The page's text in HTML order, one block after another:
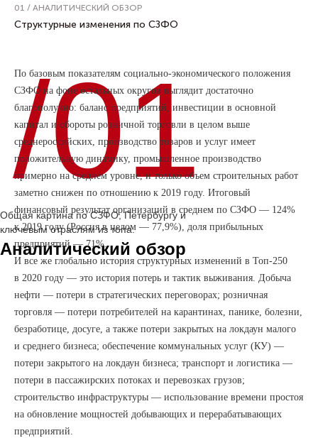
/01
Общая картина по СЗФО, Петербургу и
ключевым отраслям из топа.
Аналитический обзор
01 / АНАЛИТИЧЕСКИЙ ОБЗОР
Структурные изменения по СЗФО
По базовым показателям социально-экономического положения
СЗФО на фоне остальных округов выглядит достаточно
благополучно: баланс предприятий, инвестиции в основной
капитал и обороты розничной торговли в целом выше
среднероссийских, производство товаров и услуг имеет
положительную динамику, промышленное производство
примерно на среднем уровне, и только объем строительных работ
заметно снижен по отношению к 2019 году. Итоговый
финансовый результат организаций в среднем по СЗФО — 124%
к 2019 году (Россия в целом — 77,9%), доля прибыльных
предприятий — 71%.
И все же глобально история структурных изменений в Топ-250
в 2020 году — это история потерь и тактик выживания. Добыча
нефти — потери в стратегических переговорах; розничная
торговля — потери потребителей на карантинах, панике, болезни,
безработице, досуге, а также потери закрытых на локдаун малого
и среднего бизнеса; обеспечение коммунальных услуг (КУ) —
потери закрытого на локдаун бизнеса; транспорт и логистика —
потери в пассажирских потоках и перевозках грузов;
строительство инфраструктуры — использование времени простоя
на обновление мощностей добывающих и перерабатывающих
предприятий.